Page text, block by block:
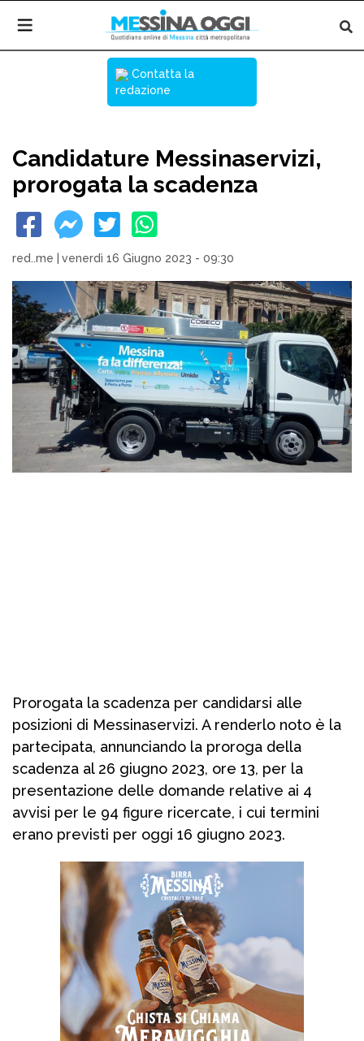
Contatta la
redazione
Candidature Messinaservizi,
prorogata la scadenza
red..me venerdì 16 Giugno 2023 - 09:30
Prorogata la scadenza per candidarsi alle
posizioni di Messinaservizi. A renderlo noto è la
partecipata, annunciando la proroga della
scadenza al 26 giugno 2023, ore 13, per la
presentazione delle domande relative ai 4
avvisi per le 94 figure ricercate, i cui termini
erano previsti per oggi 16 giugno 2023.